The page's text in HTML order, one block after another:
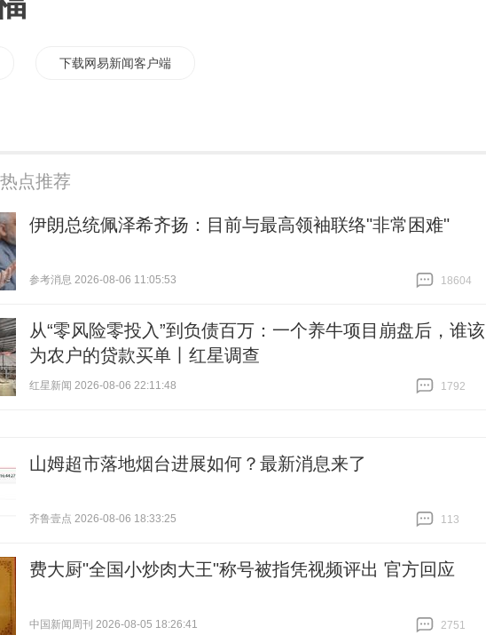
下载网易新闻客户端
热点推荐
伊朗总统佩泽希齐扬：目前与最高领袖联络"非常困难"
参考消息 2026-08-06 11:05:53
18604
从“零风险零投入”到负债百万：一个养牛项目崩盘后，谁该
为农户的贷款买单丨红星调查
红星新闻 2026-08-06 22:11:48
1792
山姆超市落地烟台进展如何？最新消息来了
齐鲁壹点 2026-08-06 18:33:25
113
费大厨"全国小炒肉大王"称号被指凭视频评出 官方回应
中国新闻周刊 2026-08-05 18:26:41
2751